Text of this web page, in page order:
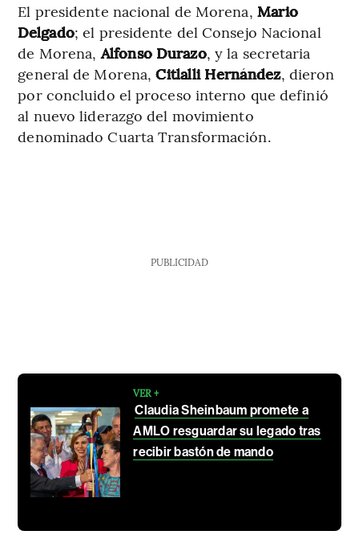
El presidente nacional de Morena, Mario
Delgado; el presidente del Consejo Nacional
de Morena,Alfonso Durazo, y la secretaria
general de Morena,Citlalli Hernández, dieron
por concluido el proceso interno que definió
al nuevo liderazgo del movimiento
denominado Cuarta Transformación.
PUBLICIDAD
VER +
Claudia Sheinbaum promete a
AMLO resguardar su legado tras
recibir bastón de mando